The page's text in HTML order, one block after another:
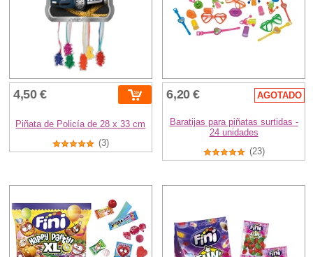
4,50 €
Piñata de Policía de 28 x 33 cm
(3)
6,20 € AGOTADO
Baratijas para piñatas surtidas -
24 unidades
(23)